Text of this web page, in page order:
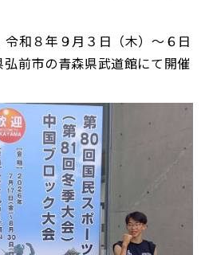
和８年９月３日（木）～６日
弘前市の青森県武道館にて開催